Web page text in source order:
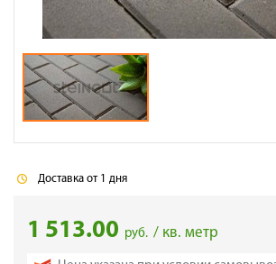
Доставка от 1 дня
1 513.00 руб. / кв. метр